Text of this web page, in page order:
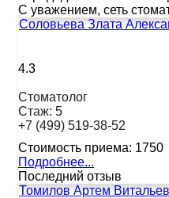
С уважением, сеть
Соловьева Злата
4.3
Стоматолог
Стаж: 5
+7 (499) 519-38-52
Стоимость приема: 1750
Подробнее...
Последний отзыв
Томилов Артем